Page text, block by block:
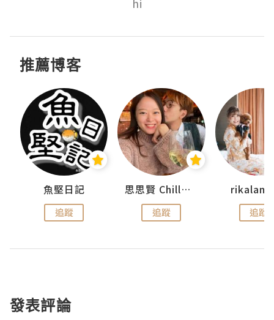
推薦博客
魚堅日記
追蹤
思思賢 ChillMyBabe
追蹤 追蹤
發表評論